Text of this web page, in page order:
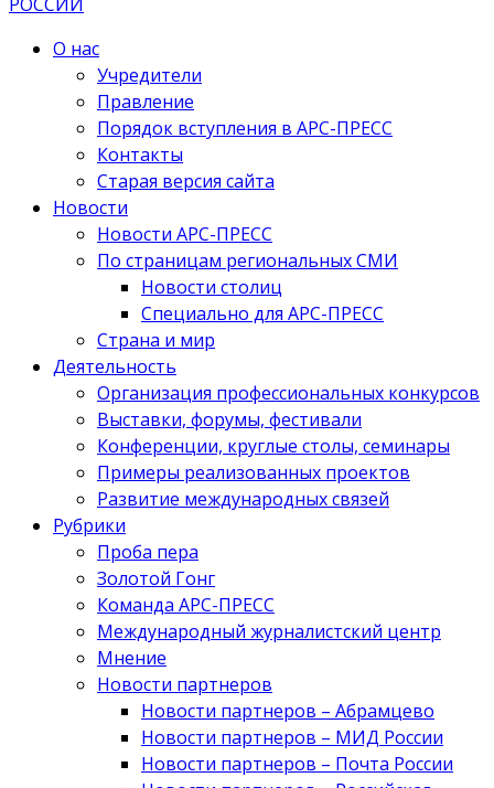
О нас
Учредители
Правление
Порядок вступления в АРС-ПРЕСС
Контакты
Старая версия сайта
Новости
Новости АРС-ПРЕСС
По страницам региональных СМИ
Новости столиц
Специально для АРС-ПРЕСС
Страна и мир
Деятельность
Организация профессиональных конкурсов
Выставки, форумы, фестивали
Конференции, круглые столы, семинары
Примеры реализованных проектов
Развитие международных связей
Рубрики
Проба пера
Золотой Гонг
Команда АРС-ПРЕСС
Международный журналистский центр
Мнение
Новости партнеров
Новости партнеров – Абрамцево
Новости партнеров – МИД России
Новости партнеров – Почта России